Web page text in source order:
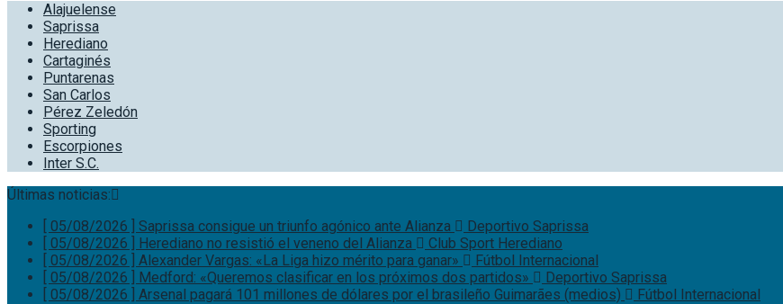
Alajuelense
Saprissa
Herediano
Cartaginés
Puntarenas
San Carlos
Pérez Zeledón
Sporting
Escorpiones
Inter S.C.
Últimas noticias:
[ 05/08/2026 ] Saprissa consigue un triunfo agónico ante Alianza
Deportivo Saprissa
[ 05/08/2026 ] Herediano no resistió el veneno del Alianza
Club Sport Herediano
[ 05/08/2026 ] Alexander Vargas: «La Liga hizo mérito para ganar»
Fútbol Internacional
[ 05/08/2026 ] Medford: «Queremos clasificar en los próximos dos partidos»
Deportivo Saprissa
[ 05/08/2026 ] Arsenal pagará 101 millones de dólares por el brasileño Guimarães (medios)
Fútbol Internacional